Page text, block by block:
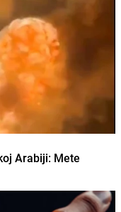
Arabiji: Mete